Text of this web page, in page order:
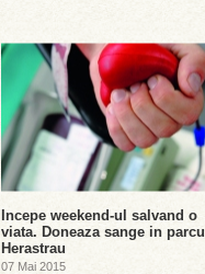
Incepe weekend-ul salvand o
viata. Doneaza sange in parcul
Herastrau
07 Mai 2015